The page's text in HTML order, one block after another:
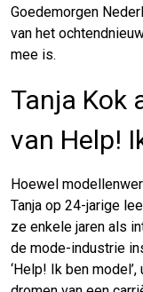
Goedemorgen
van het
mee is.
Tanja Kok
van Help!
Hoewel
Tanja op 24-jarige
ze enkele jaren als
de mode-industrie
‘Help! Ik ben